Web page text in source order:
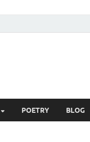
POETRY BLOG